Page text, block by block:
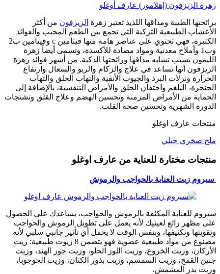
زهرة الزيزفون (إهلامور) عارف أوغلو
برائحتها الطيبة ومذاقها اللذيذ تعتبر زهرة الزيزفون من أكثر
الأعشاب الطبيعية التركية التي تجمع بين الطعم المحبب والفوائد
الكثيرة، فهي تحتوي على عناصر هامة منها فيتامين c وفيتامين ب2
وب1 وأملاح معدنية ومواد مضادة للأكسدة، وتسمى أيضاً زهرة
الليمون بسبب تشابه مذاقها ورائحتها الذكية. من أشهر فوائد زهرة
الزيزفون أنها تساعد في علاج والزكام والربو والسعال وارتفاع
الحرارة ونزلات البرد والجيوب الأنفية والتهاب الحلق والتهاب
الحنجرة، البلغم واحتقان الحلق والأمراض التنفسية، بالإضافة إلى
الحماية من الأمراض المزمنة وتحسين الهضم وعلاج القلق وتشنجات
الدورة الشهرية وتحسين صحة القلب.
منتجات عارف اوغلو
ملح صخري جبلي
منتجات مختارة للعناية من عارف اوغلو
سيروم زيت العناية بالحواجب والرموش
سيروم للعناية المكثفة بالرموش والحواجب، يساعدك على الحصول
على مظهر رائع لعينيك لأنه يعمل على تطويل الرموش والحواجب
وتقويتها وتكثيفها، وبنفس الوقت لا يحمل أي تأثير جانبي سلبي لأنه
مصنوع من مواد طبيعية عضوية فهو يتضمن 8 زيوت طبيعية: زيت
الأركان، وزيت الخروع، وزيت اللوز الحلو، وزيت جوز الهند، وزيت
جنين القمح، وزيت السمسم، وزيت بذور الكتان، وزيت الجوجوبا،
وزيت بذر المشمش.